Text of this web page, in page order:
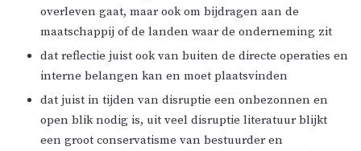
overleven gaat, maar ook om bijdragen aan de
maatschappij of de landen waar de onderneming zit
dat reflectie juist ook van buiten de directe operaties en
interne belangen kan en moet plaatsvinden
dat juist in tijden van disruptie een onbezonnen en
open blik nodig is, uit veel disruptie literatuur blijkt
een groot conservatisme van bestuurder en